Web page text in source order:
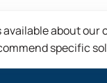
pour le collage des
général
about our
specific